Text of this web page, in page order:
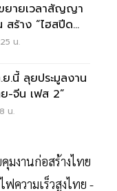
ยายเวลาสัญญา
ร้าง “ไฮสปีด
น.
.นี้ ลุยประมูลงาน
-จีน เฟส 2”
น.
งานก่อสร้างไทย
ฟความเร็วสูงไทย -